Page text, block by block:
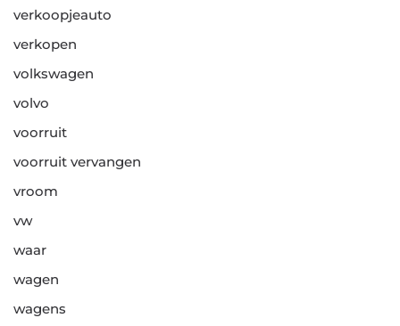
verkoopjeauto
verkopen
volkswagen
volvo
voorruit
voorruit vervangen
vroom
vw
waar
wagen
wagens